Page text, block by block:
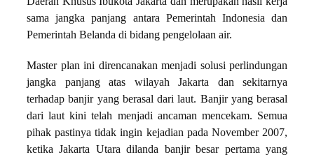
sama jangka panjang antara Pemerintah Indonesia dan
Pemerintah Belanda di bidang pengelolaan air.
Master plan ini direncanakan menjadi solusi perlindungan
jangka panjang atas wilayah Jakarta dan sekitarnya
terhadap banjir yang berasal dari laut. Banjir yang berasal
dari laut kini telah menjadi ancaman mencekam. Semua
pihak pastinya tidak ingin kejadian pada November 2007,
ketika Jakarta Utara dilanda banjir besar pertama yang